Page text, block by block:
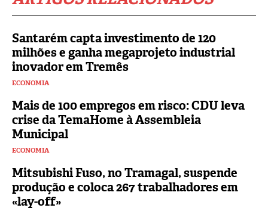
Santarém capta investimento de 120
milhões e ganha megaprojeto industrial
inovador em Tremês
ECONOMIA
Mais de 100 empregos em risco: CDU leva
crise da TemaHome à Assembleia
Municipal
ECONOMIA
Mitsubishi Fuso, no Tramagal, suspende
produção e coloca 267 trabalhadores em
«lay-off»